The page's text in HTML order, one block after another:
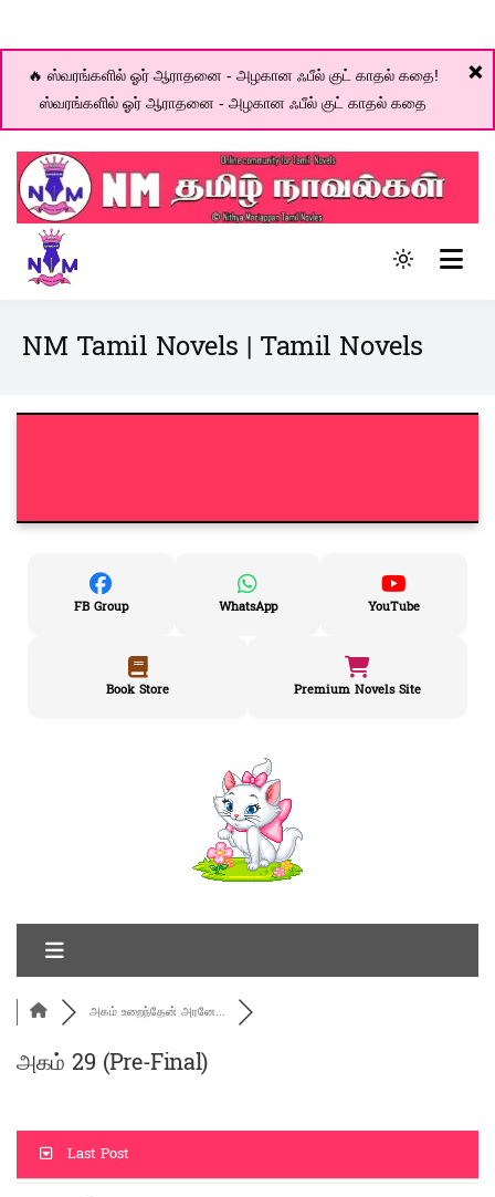
❌
🔥 ஸ்வரங்களில் ஓர் ஆராதனை - அழகான ஃபீல் குட் காதல் கதை!
ஸ்வரங்களில் ஓர் ஆராதனை - அழகான ஃபீல் குட் காதல் கதை
Skip
content
Light
to
to
NM Tamil Novels | Tamil Novels
FB Group WhatsApp YouTube
Book Store Premium Novels Site
அகம் உறைந்தேன் அரனே...
அகம் 29 (Pre-Final)
Last Post